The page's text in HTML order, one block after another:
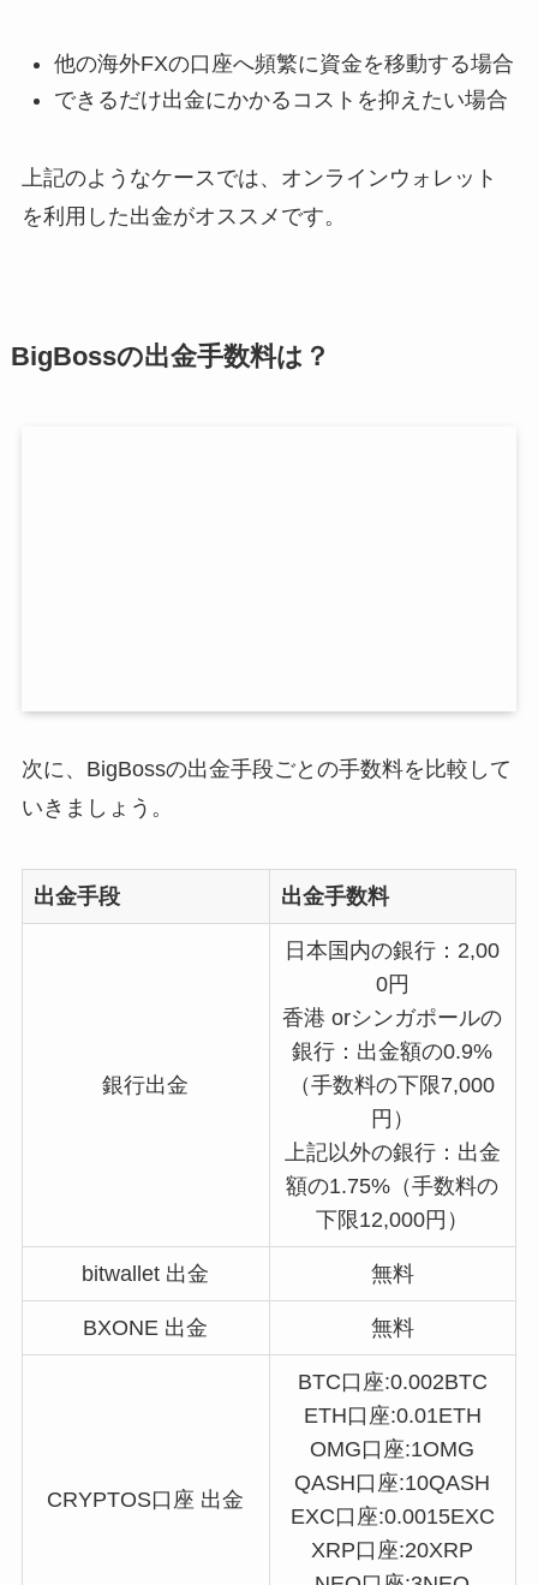
他の海外FXの口座へ頻繁に資金を移動する場合
できるだけ出金にかかるコストを抑えたい場合
上記のようなケースでは、オンラインウォレット
を利用した出金がオススメです。
BigBossの出金手数料は？
次に、BigBossの出金手段ごとの手数料を比較して
いきましょう。
出金手段 出金手数料
銀行出金
日本国内の銀行：2,00
0円
香港 orシンガポールの
銀行：出金額の0.9%
（手数料の下限7,000
円）
上記以外の銀行：出金
額の1.75%（手数料の
下限12,000円）
bitwallet 出金 無料
BXONE 出金 無料
CRYPTOS口座 出金
BTC口座:0.002BTC
ETH口座:0.01ETH
OMG口座:1OMG
QASH口座:10QASH
EXC口座:0.0015EXC
XRP口座:20XRP